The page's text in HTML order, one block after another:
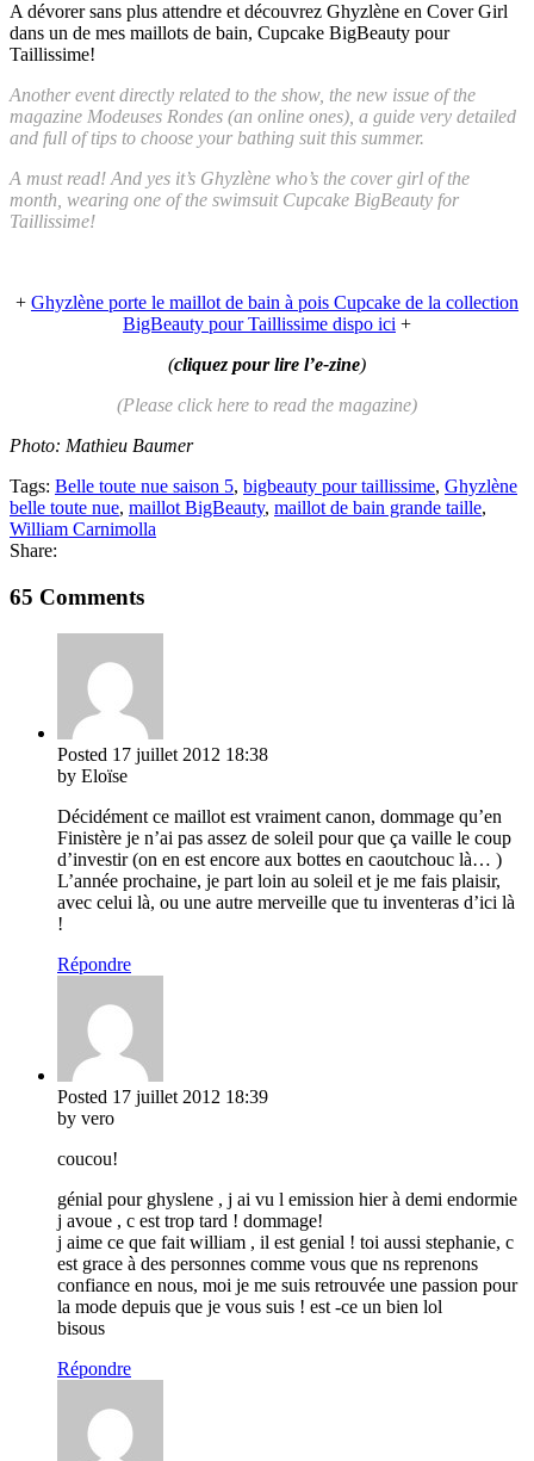
A dévorer sans plus attendre et découvrez Ghyzlène en Cover Girl
dans un de mes maillots de bain, Cupcake BigBeauty pour
Taillissime!
Another event directly related to the show, the new issue of the
magazine Modeuses Rondes (an online ones), a guide very detailed
and full of tips to choose your bathing suit this summer.
A must read! And yes it’s Ghyzlène who’s the cover girl of the
month, wearing one of the swimsuit Cupcake BigBeauty for
Taillissime!
+ Ghyzlène porte le maillot de bain à pois Cupcake de la collection
BigBeauty pour Taillissime dispo ici +
(cliquez pour lire l’e-zine)
(Please click here to read the magazine)
Photo: Mathieu Baumer
Tags: Belle toute nue saison 5, bigbeauty pour taillissime, Ghyzlène
belle toute nue, maillot BigBeauty, maillot de bain grande taille,
William Carnimolla
Share:
65 Comments
Posted 17 juillet 2012 18:38
by Eloïse
Décidément ce maillot est vraiment canon, dommage qu’en
Finistère je n’ai pas assez de soleil pour que ça vaille le coup
d’investir (on en est encore aux bottes en caoutchouc là… )
L’année prochaine, je part loin au soleil et je me fais plaisir,
avec celui là, ou une autre merveille que tu inventeras d’ici là
!
Répondre
Posted 17 juillet 2012 18:39
by vero
coucou!
génial pour ghyslene , j ai vu l emission hier à demi endormie
j avoue , c est trop tard ! dommage!
j aime ce que fait william , il est genial ! toi aussi stephanie, c
est grace à des personnes comme vous que ns reprenons
confiance en nous, moi je me suis retrouvée une passion pour
la mode depuis que je vous suis ! est -ce un bien lol
bisous
Répondre